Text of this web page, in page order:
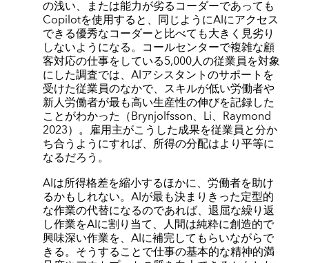
の浅い、または能力が劣るコーダーであっても
Copilotを使用すると、同じようにAIにアクセス
できる優秀なコーダーと比べても大きく見劣り
しないようになる。コールセンターで複雑な顧
客対応の仕事をしている5,000人の従業員を対象
にした調査では、AIアシスタントのサポートを
受けた従業員のなかで、スキルが低い労働者や
新人労働者が最も高い生産性の伸びを記録した
ことがわかった（Brynjolfsson、Li、Raymond
2023）。雇用主がこうした成果を従業員と分か
ち合うようにすれば、所得の分配はより平等に
なるだろう。
AIは所得格差を縮小するほかに、労働者を助け
るかもしれない。AIが最も決まりきった定型的
な作業の代替になるのであれば、退屈な繰り返
し作業をAIに割り当て、人間は純粋に創造的で
興味深い作業を、AIに補完してもらいながらで
きる。そうすることで仕事の基本的な精神的満